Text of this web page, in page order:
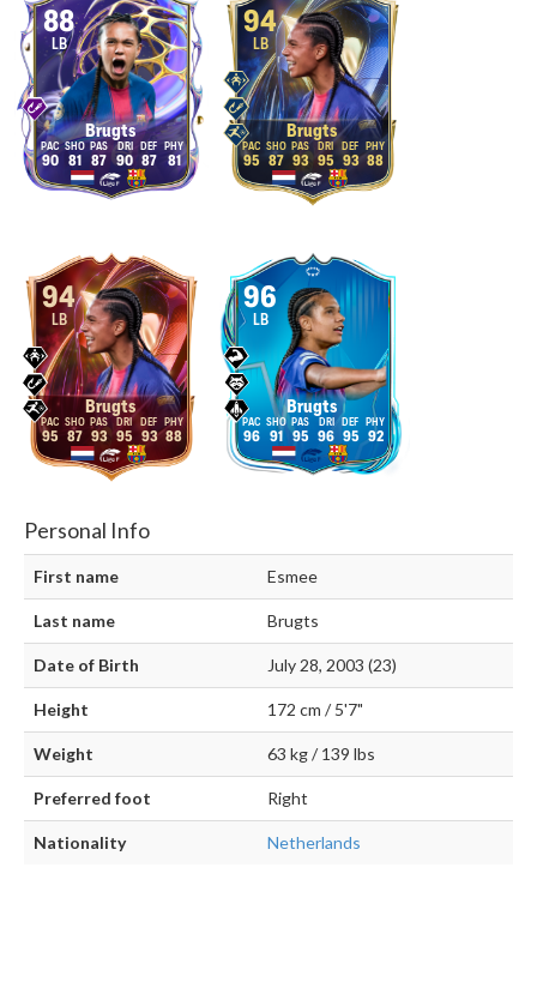
88
LB
Brugts
90 81 87 90 87 81
94
LB
Brugts
95 87 93 95 93 88
94
LB
Brugts
95 87 93 95 93 88
96
LB
Brugts
96 91 95 96 95 92
Personal Info
First name Esmee
Last name Brugts
Date of Birth July 28, 2003 (23)
Height 172 cm / 5'7"
Weight 63 kg / 139 lbs
Preferred foot Right
Nationality Netherlands